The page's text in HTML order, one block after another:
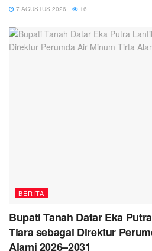
7 AGUSTUS 2026 16
BERITA
Bupati Tanah Datar Eka
Tiara sebagai Direktur
Alami 2026–2031